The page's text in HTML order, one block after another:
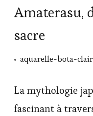
Amaterasu,
sacre
aquarelle-bota-
La mythologie
fascinant à